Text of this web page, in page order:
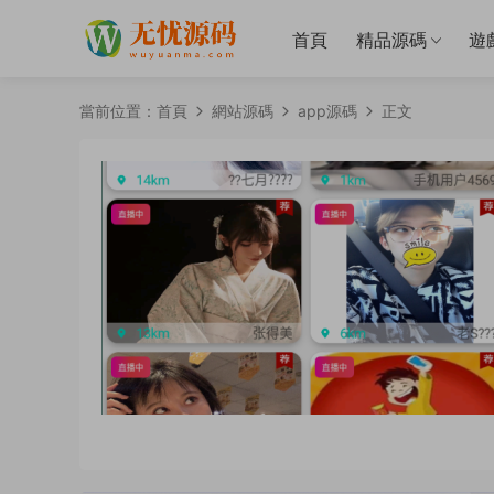
首頁 精品源碼 遊
當前位置： 首頁 網站源碼 app源碼 正文